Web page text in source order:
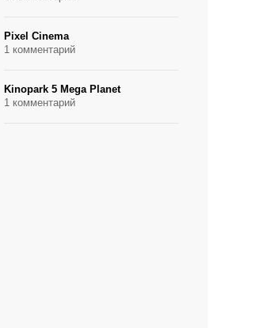
Pixel Cinema
1 комментарий
Kinopark 5 Mega Planet
1 комментарий